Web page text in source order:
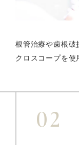
根管治療や歯根破
クロスコープを使
02